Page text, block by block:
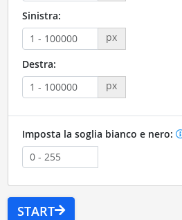
Sinistra:
px
Destra:
px
Imposta la soglia bianco e nero:
START